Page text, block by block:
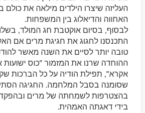
העליזה שיצרו הילדים מילאה את
האחווה והדיאלוג בין המשפחות.
לבסוף, בסיום אוקטבת חג המולד,
התכנסנו לחגוג את חגיגת מרים אם
טובה יותר לסיים את השנה מאשר
ההוחדה שרנו את המזמור "כוס
אקרא", תפילת הודיה על כל הברכות
שסומנה בסבל המלחמה. החגיגה
בהצטרפות לשמחתה של מרים
בידי דאגתה האמהית.